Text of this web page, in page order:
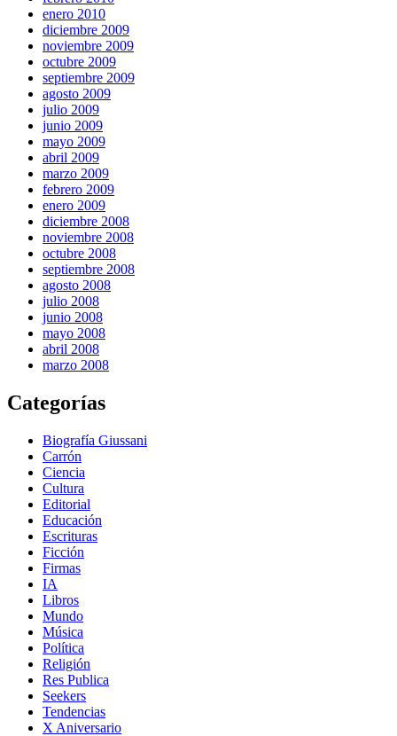
enero 2010
diciembre 2009
noviembre 2009
octubre 2009
septiembre 2009
agosto 2009
julio 2009
junio 2009
mayo 2009
abril 2009
marzo 2009
febrero 2009
enero 2009
diciembre 2008
noviembre 2008
octubre 2008
septiembre 2008
agosto 2008
julio 2008
junio 2008
mayo 2008
abril 2008
marzo 2008
Categorías
Biografía Giussani
Carrón
Ciencia
Cultura
Editorial
Educación
Escrituras
Ficción
Firmas
IA
Libros
Mundo
Música
Política
Religión
Res Publica
Seekers
Tendencias
X Aniversario